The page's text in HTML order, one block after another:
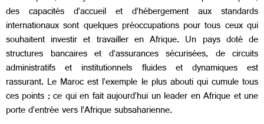
des capacités d’accueil et d’hébergement aux standards
internationaux sont quelques préoccupations pour tous ceux qui
souhaitent investir et travailler en Afrique. Un pays doté de
structures bancaires et d’assurances sécurisées, de circuits
administratifs et institutionnels fluides et dynamiques est
rassurant. Le Maroc est l’exemple le plus abouti qui cumule tous
ces points ; ce qui en fait aujourd’hui un leader en Afrique et une
porte d’entrée vers l’Afrique subsaharienne.